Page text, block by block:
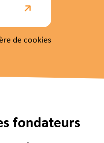
de cookies
fondateurs